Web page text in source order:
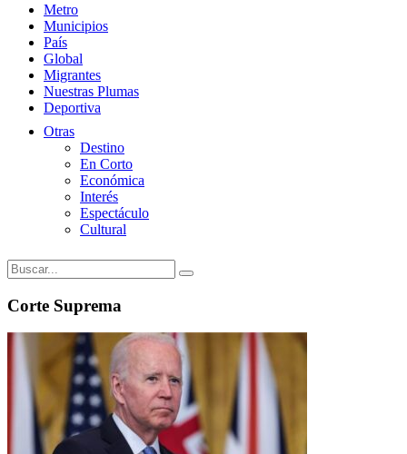
Metro
Municipios
País
Global
Migrantes
Nuestras Plumas
Deportiva
Otras
Destino
En Corto
Económica
Interés
Espectáculo
Cultural
Corte Suprema